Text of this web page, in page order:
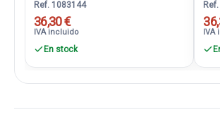
Ref. 1083144
36,30 €
IVA incluido
En stock
IVA